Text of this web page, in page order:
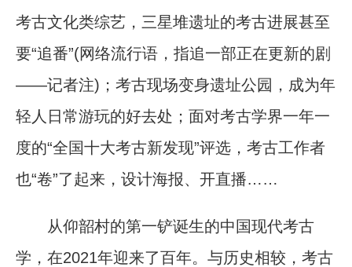
考古文化类综艺，三星堆遗址的考古进展甚至
要“追番”(网络流行语，指追一部正在更新的剧
——记者注)；考古现场变身遗址公园，成为年
轻人日常游玩的好去处；面对考古学界一年一
度的“全国十大考古新发现”评选，考古工作者
也“卷”了起来，设计海报、开直播……
从仰韶村的第一铲诞生的中国现代考古
学，在2021年迎来了百年。与历史相较，考古